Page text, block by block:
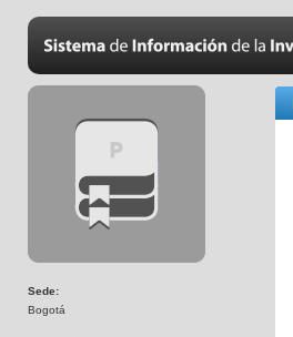
Sede:
Bogotá